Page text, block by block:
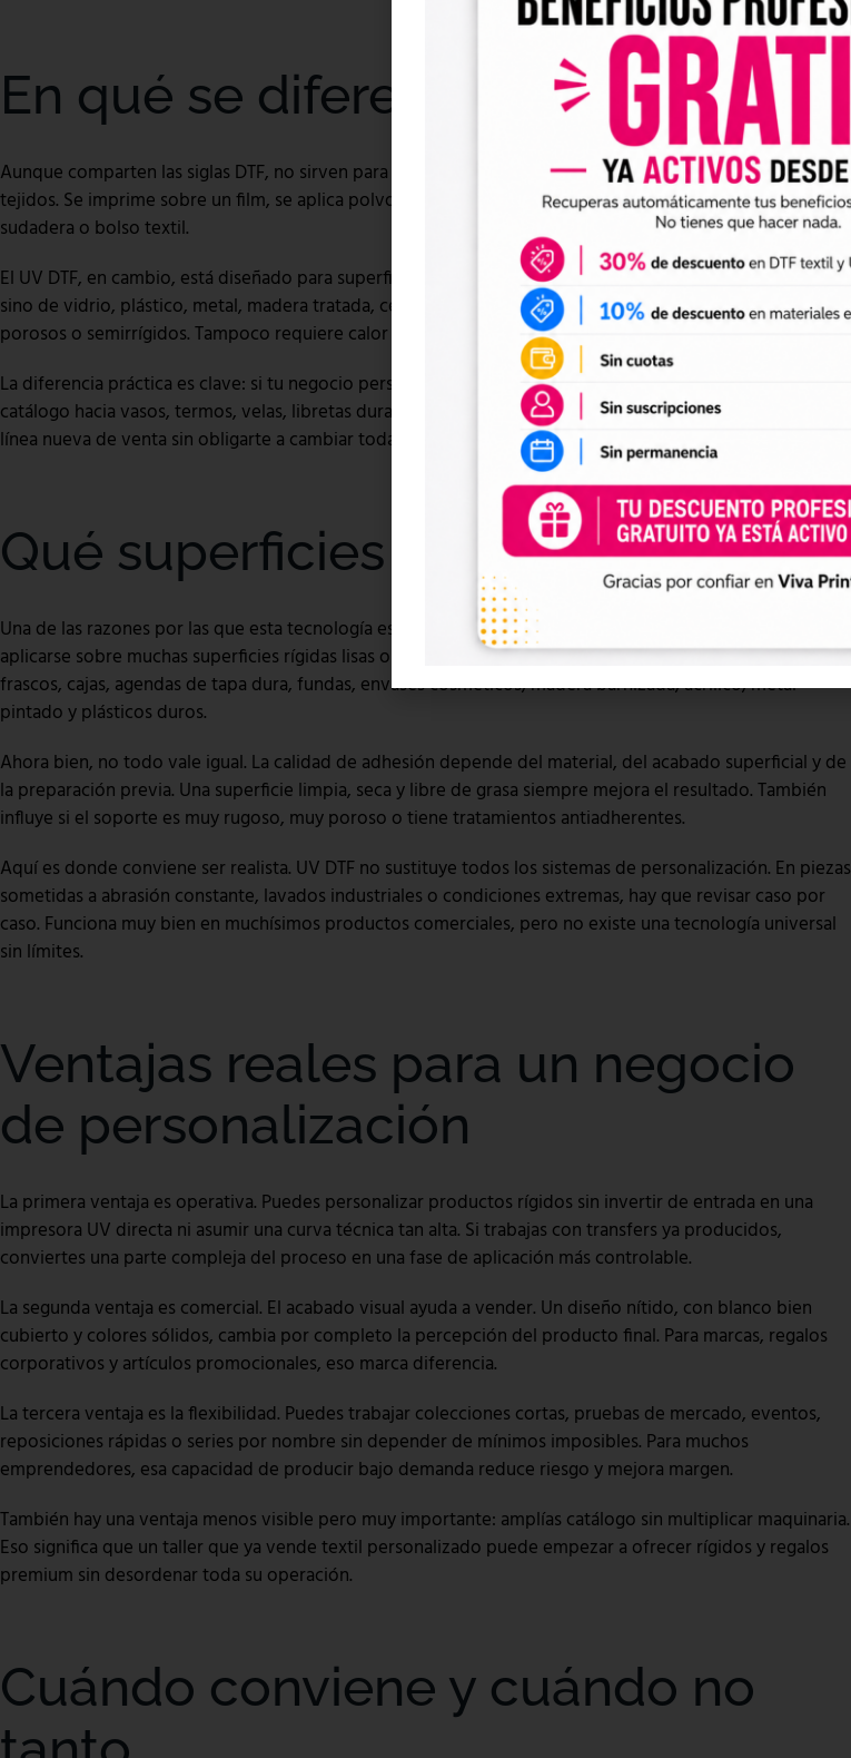
En qué se diferencia del DTF textil
Aunque comparten las siglas DTF, no sirven para lo mismo. El DTF textilestá pensado para prendas y
tejidos. Se imprime sobre un film, se aplica polvo adhesivo y luego se transfiere con calor a la camiseta,
sudadera o bolso textil.
El UV DTF, en cambio, está diseñado para superficies rígidas. Aquí no hablamos de algodón o poliéster,
sino de vidrio, plástico, metal, madera tratada, cerámica, cartón laminado y muchos otros soportes no
porosos o semirrígidos. Tampoco requiere calor para la transferencia final.
La diferencia práctica es clave: si tu negocio personaliza ropa, el DTF textil es tu vía. Si quieres ampliar
catálogo hacia vasos, termos, velas, libretas duras, packaging o artículos promocionales, UV DTF abre una
línea nueva de venta sin obligarte a cambiar toda tu estructura.
Qué superficies acepta el UV DTF
Una de las razones por las que esta tecnología está creciendo tan rápido es su versatilidad. UV DTF puede
aplicarse sobre muchas superficies rígidas lisas o ligeramente curvas. Ahí entran botellas, tazas rígidas,
frascos, cajas, agendas de tapa dura, fundas, envases cosméticos, madera barnizada, acrílico, metal
pintado y plásticos duros.
Ahora bien, no todo vale igual. La calidad de adhesión depende del material, del acabado superficial y de
la preparación previa. Una superficie limpia, seca y libre de grasa siempre mejora el resultado. También
influye si el soporte es muy rugoso, muy poroso o tiene tratamientos antiadherentes.
Aquí es donde conviene ser realista. UV DTF no sustituye todos los sistemas de personalización. En piezas
sometidas a abrasión constante, lavados industriales o condiciones extremas, hay que revisar caso por
caso. Funciona muy bien en muchísimos productos comerciales, pero no existe una tecnología universal
sin límites.
Ventajas reales para un negocio
de personalización
La primera ventaja es operativa. Puedes personalizar productos rígidos sin invertir de entrada en una
impresora UV directa ni asumir una curva técnica tan alta. Si trabajas con transfers ya producidos,
conviertes una parte compleja del proceso en una fase de aplicación más controlable.
La segunda ventaja es comercial. El acabado visual ayuda a vender. Un diseño nítido, con blanco bien
cubierto y colores sólidos, cambia por completo la percepción del producto final. Para marcas, regalos
corporativos y artículos promocionales, eso marca diferencia.
La tercera ventaja es la flexibilidad. Puedes trabajar colecciones cortas, pruebas de mercado, eventos,
reposiciones rápidas o series por nombre sin depender de mínimos imposibles. Para muchos
emprendedores, esa capacidad de producir bajo demanda reduce riesgo y mejora margen.
También hay una ventaja menos visible pero muy importante: amplías catálogo sin multiplicar maquinaria.
Eso significa que un taller que ya vende textil personalizado puede empezar a ofrecer rígidos y regalos
premium sin desordenar toda su operación.
Cuándo conviene y cuándo no